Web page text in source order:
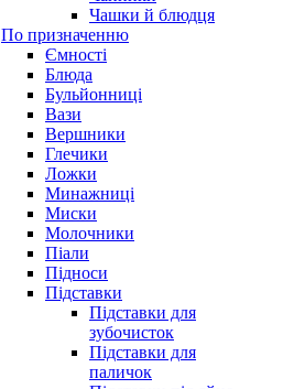
Чашки й блюдця
По призначенню
Ємності
Блюда
Бульйонниці
Вази
Вершники
Глечики
Ложки
Минажниці
Миски
Молочники
Піали
Підноси
Підставки
Підставки для
зубочисток
Підставки для
паличок